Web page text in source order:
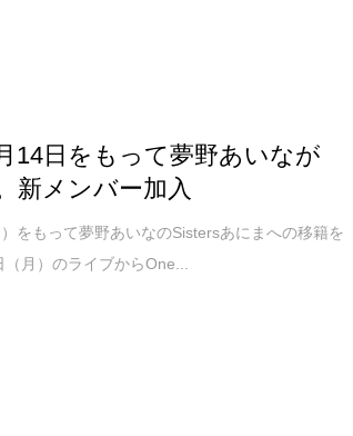
14日をもって夢野あいなが
新メンバー加入
をもって夢野あいなのSistersあにまへの移籍を
月）のライブからOne...